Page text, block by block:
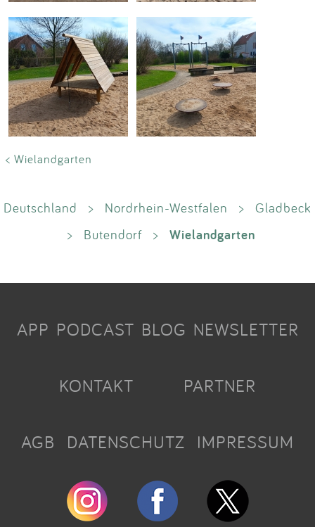
< Wielandgarten
Deutschland > Nordrhein-Westfalen >
Gladbeck
>
Butendorf > Wielandgarten
APP PODCAST BLOG NEWSLETTER
KONTAKT PARTNER
AGB DATENSCHUTZ IMPRESSUM